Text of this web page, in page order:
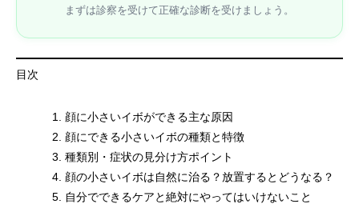
まずは診察を受けて正確な診断を受けましょう。
目次
顔に小さいイボができる主な原因
顔にできる小さいイボの種類と特徴
種類別・症状の見分け方ポイント
顔の小さいイボは自然に治る？放置するとどうなる？
自分でできるケアと絶対にやってはいけないこと